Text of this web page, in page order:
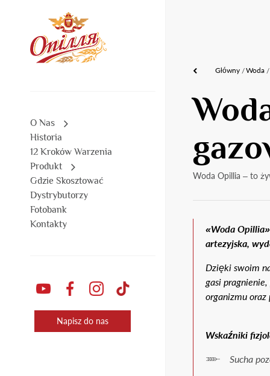
O Nas
Historia
12 Kroków Warzenia
Produkt
Gdzie Skosztować
Dystrybutorzy
Fotobank
Kontakty
Napisz do nas
Główny Woda
Woda Opillia – to
«Woda
artezyjska,
Dzięki swoim
gasi
organizmu oraz
Wskaźniki
Sucha